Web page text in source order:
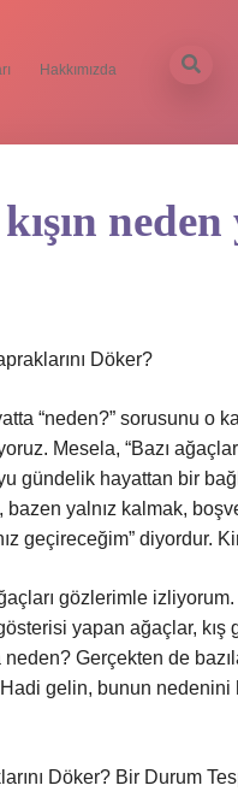
Hakkımızda
Döker?
“neden?” sorusunu o
Mesela, “Bazı
gündelik hayattan bir
yalnız kalmak,
geçireceğim” diyordur.
gözlerimle
yapan ağaçlar,
Gerçekten de
Hadi gelin, bunun
Döker? Bir Durum